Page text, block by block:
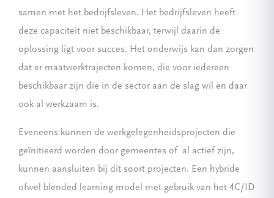
samen met het bedrijfsleven. Het bedrijfsleven heeft
deze capaciteit niet beschikbaar, terwijl daarin de
oplossing ligt voor succes. Het onderwijs kan dan zorgen
dat er maatwerktrajecten komen, die voor iedereen
beschikbaar zijn die in de sector aan de slag wil en daar
ook al werkzaam is.
Eveneens kunnen de werkgelegenheidsprojecten die
geïnitieerd worden door gemeentes of al actief zijn,
kunnen aansluiten bij dit soort projecten. Een hybride
ofwel blended learning model met gebruik van het 4C/ID